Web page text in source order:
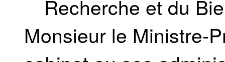
Recherche et du
Monsieur le Ministre-